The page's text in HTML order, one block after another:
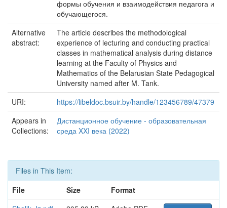
формы обучения и взаимодействия педагога и
обучающегося.
Alternative
abstract:
The article describes the methodological
experience of lecturing and conducting practical
classes in mathematical analysis during distance
learning at the Faculty of Physics and
Mathematics of the Belarusian State Pedagogical
University named after M. Tank.
URI:
https://libeldoc.bsuir.by/handle/123456789/47379
Appears in
Collections:
Дистанционное обучение - образовательная
среда XXI века (2022)
Files in This Item:
File
Size
Format